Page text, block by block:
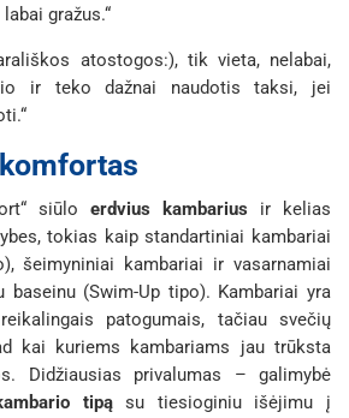
gražus.“
atostogos:), tik vieta, nelabai,
ir teko dažnai naudotis taksi, jei
siūlo erdvius kambarius ir kelias
tokias kaip standartiniai kambariai
šeimyniniai kambariai ir vasarnamiai
baseinu (Swim-Up tipo). Kambariai yra
patogumais, tačiau svečių
kai kuriems kambariams jau trūksta
Didžiausias privalumas – galimybė
tipąsu tiesioginiu išėjimu į